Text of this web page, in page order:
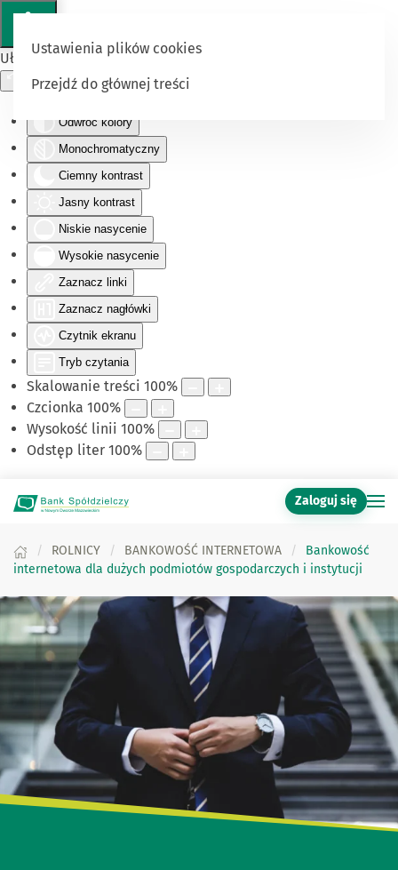
Ułatwienia dostępu
Odwróć kolory
Monochromatyczny
Ciemny kontrast
Jasny kontrast
Niskie nasycenie
Wysokie nasycenie
Zaznacz linki
Zaznacz nagłówki
Czytnik ekranu
Tryb czytania
Skalowanie treści 100%
Czcionka 100%
Wysokość linii 100%
Odstęp liter 100%
Ustawienia plików cookies
Przejdź do głównej treści
Zaloguj się
ROLNICY BANKOWOŚĆ INTERNETOWA
Bankowość
internetowa dla dużych podmiotów gospodarczych i instytucji